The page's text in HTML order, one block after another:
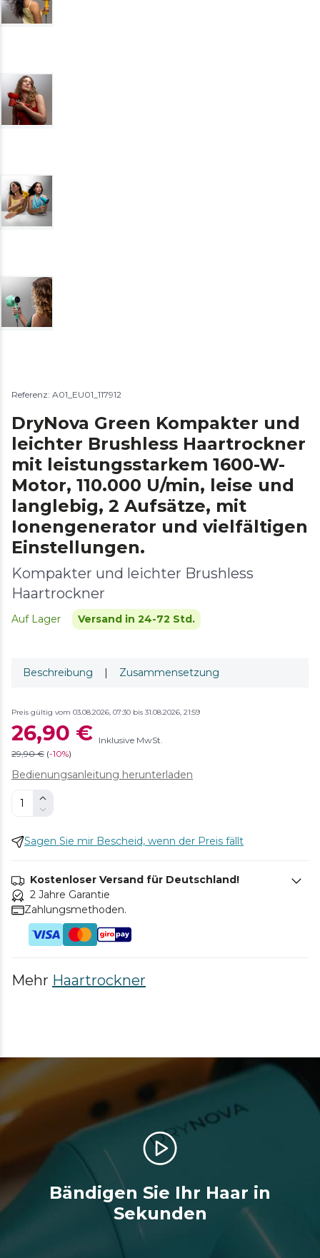
Referenz: A01_EU01_117912
DryNova Green Kompakter und
leichter Brushless Haartrockner
mit leistungsstarkem 1600-W-
Motor, 110.000 U/min, leise und
langlebig, 2 Aufsätze, mit
Ionengenerator und vielfältigen
Einstellungen.
Kompakter und leichter Brushless
Haartrockner
Auf Lager Versand in 24-72 Std.
Beschreibung | Zusammensetzung
Preis gültig vom 03.08.2026, 07:30 bis 31.08.2026, 21:59
26,90 € Inklusive MwSt.
29,90 € (-10%)
Bedienungsanleitung herunterladen
Sagen Sie mir Bescheid, wenn der Preis fällt
Kostenloser Versand für Deutschland!
2 Jahre Garantie
Zahlungsmethoden.
Mehr Haartrockner
Bändigen Sie Ihr Haar in
Sekunden